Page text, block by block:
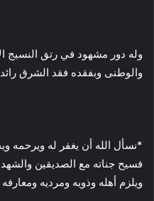
وله دور مشهود في رتق النسيج
والوطنى وبفقده فقد الشرق
*نسأل الله أن يغفر له ويرحمه
فسيح جناته مع الصديقين
ويلزم أهله وذويه ومرديه